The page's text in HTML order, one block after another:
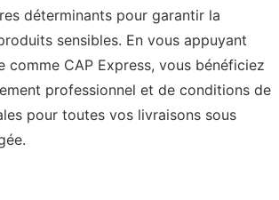
déterminants pour garantir la
sensibles. En vous appuyant
comme CAP Express, vous bénéficiez
professionnel et de conditions de
pour toutes vos livraisons sous